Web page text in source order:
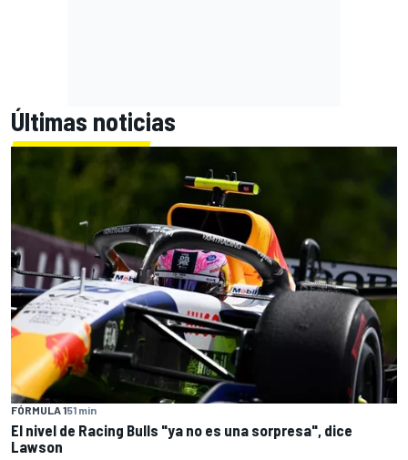
Últimas noticias
FÓRMULA 151 min
El nivel de Racing Bulls "ya no es una sorpresa", dice
Lawson